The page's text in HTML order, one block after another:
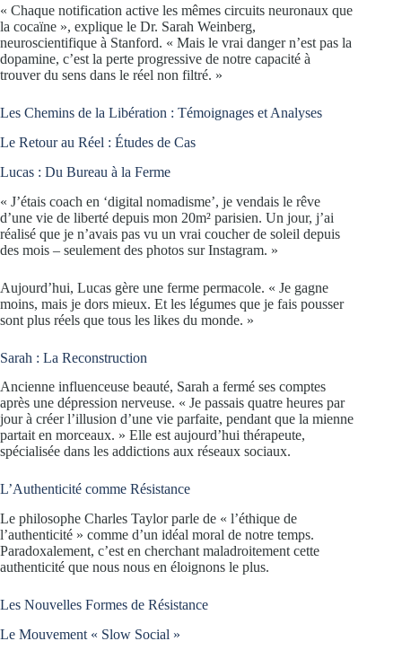
« Chaque notification active les mêmes circuits neuronaux que
la cocaïne », explique le Dr. Sarah Weinberg,
neuroscientifique à Stanford. « Mais le vrai danger n’est pas la
dopamine, c’est la perte progressive de notre capacité à
trouver du sens dans le réel non filtré. »
Les Chemins de la Libération : Témoignages et Analyses
Le Retour au Réel : Études de Cas
Lucas : Du Bureau à la Ferme
« J’étais coach en ‘digital nomadisme’, je vendais le rêve
d’une vie de liberté depuis mon 20m² parisien. Un jour, j’ai
réalisé que je n’avais pas vu un vrai coucher de soleil depuis
des mois – seulement des photos sur Instagram. »
Aujourd’hui, Lucas gère une ferme permacole. « Je gagne
moins, mais je dors mieux. Et les légumes que je fais pousser
sont plus réels que tous les likes du monde. »
Sarah : La Reconstruction
Ancienne influenceuse beauté, Sarah a fermé ses comptes
après une dépression nerveuse. « Je passais quatre heures par
jour à créer l’illusion d’une vie parfaite, pendant que la mienne
partait en morceaux. » Elle est aujourd’hui thérapeute,
spécialisée dans les addictions aux réseaux sociaux.
L’Authenticité comme Résistance
Le philosophe Charles Taylor parle de « l’éthique de
l’authenticité » comme d’un idéal moral de notre temps.
Paradoxalement, c’est en cherchant maladroitement cette
authenticité que nous nous en éloignons le plus.
Les Nouvelles Formes de Résistance
Le Mouvement « Slow Social »